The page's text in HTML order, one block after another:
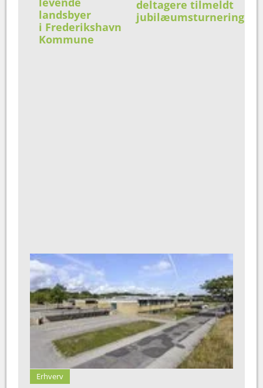
landsbyer
i Frederikshavn
Kommune
deltagere tilmeldt
jubilæumsturnering
Erhverv